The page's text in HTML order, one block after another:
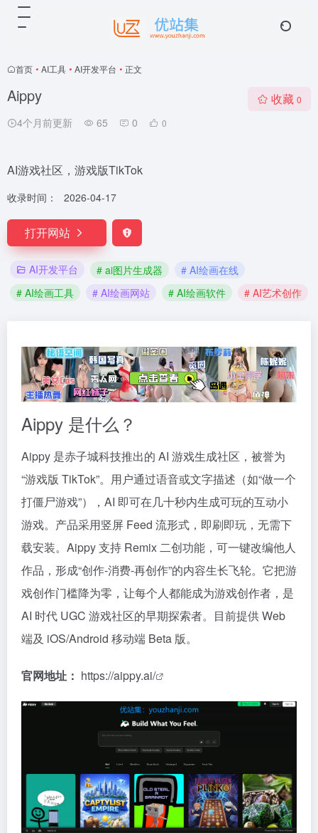
首页 • AI工具 • AI开发平台 • 正文
Aippy
4个月前更新 65 0 0
收藏 0
AI游戏社区，游戏版TikTok
收录时间： 2026-04-17
打开网站
AI开发平台 # ai图片生成器
# AI绘画在线
# AI绘画工具
# AI绘画网站 # AI绘画软件 # AI艺术创作
Aippy 是什么？
Aippy 是赤子城科技推出的 AI 游戏生成社区，被誉为
“游戏版 TikTok”。用户通过语音或文字描述（如“做一个
打僵尸游戏”），AI 即可在几十秒内生成可玩的互动小
游戏。产品采用竖屏 Feed 流形式，即刷即玩，无需下
载安装。Aippy 支持 Remix 二创功能，可一键改编他人
作品，形成“创作-消费-再创作”的内容生长飞轮。它把游
戏创作门槛降为零，让每个人都能成为游戏创作者，是
AI 时代 UGC 游戏社区的早期探索者。目前提供 Web
端及 iOS/Android 移动端 Beta 版。
官网地址： https://aippy.ai/